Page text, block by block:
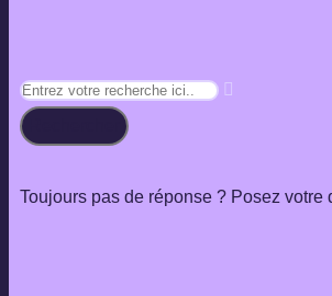
Toujours pas de réponse ? Posez